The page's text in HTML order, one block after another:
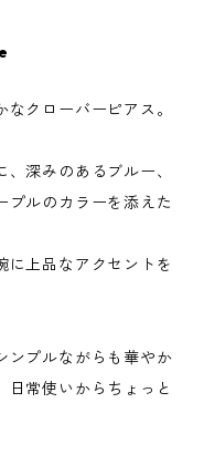
クローバーピアス。
深みのあるブルー、
プルのカラーを添えた
に上品なアクセントを
ンプルながらも華やか
日常使いからちょっと